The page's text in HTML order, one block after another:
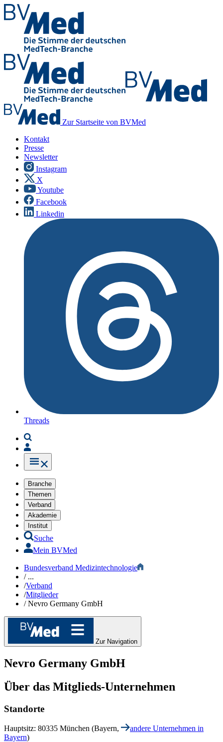
Zur Startseite von BVMed
Kontakt
Presse
Newsletter
Instagram
X
Youtube
Facebook
Linkedin
Threads
Branche
Themen
Verband
Akademie
Institut
Suche
Mein BVMed
Bundesverband Medizintechnologie
/...
/Verband
/Mitglieder
/Nevro Germany GmbH
Zur Navigation
Nevro Germany GmbH
Über das Mitglieds-Unternehmen
Standorte
Hauptsitz: 80335 München (Bayern,
andere Unternehmen in
Bayern)